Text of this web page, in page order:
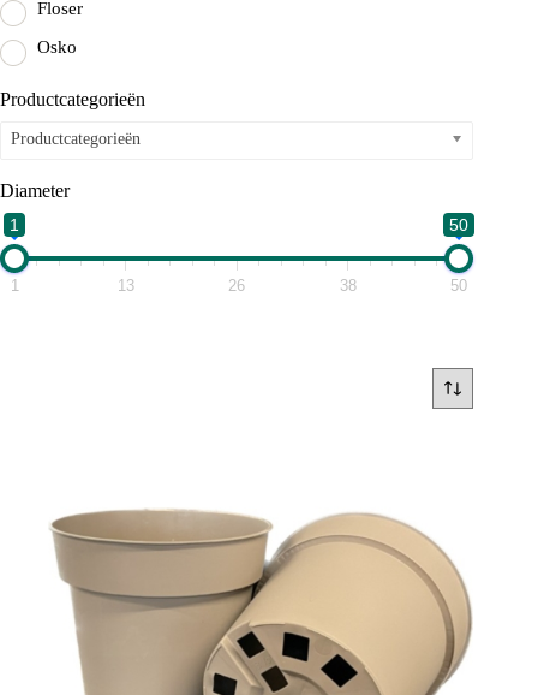
Floser
Osko
Productcategorieën
Productcategorieën
Diameter
1 50
1 13 26 38 50